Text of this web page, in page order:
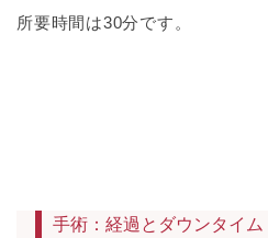
所要時間は30分です。
手術：経過とダウンタイム